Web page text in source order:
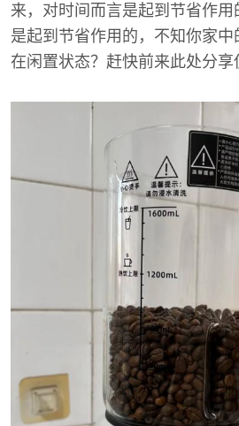
来，对时间而言是起到节省作
是起到节省作用的，不知你家
在闲置状态？赶快前来此处分享